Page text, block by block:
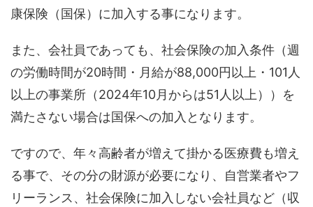
康保険（国保）に加入する事になります。
また、会社員であっても、社会保険の加入条件（週
の労働時間が20時間・月給が88,000円以上・101人
以上の事業所（2024年10月からは51人以上））を
満たさない場合は国保への加入となります。
ですので、年々高齢者が増えて掛かる医療費も増え
る事で、その分の財源が必要になり、自営業者やフ
リーランス、社会保険に加入しない会社員など（収